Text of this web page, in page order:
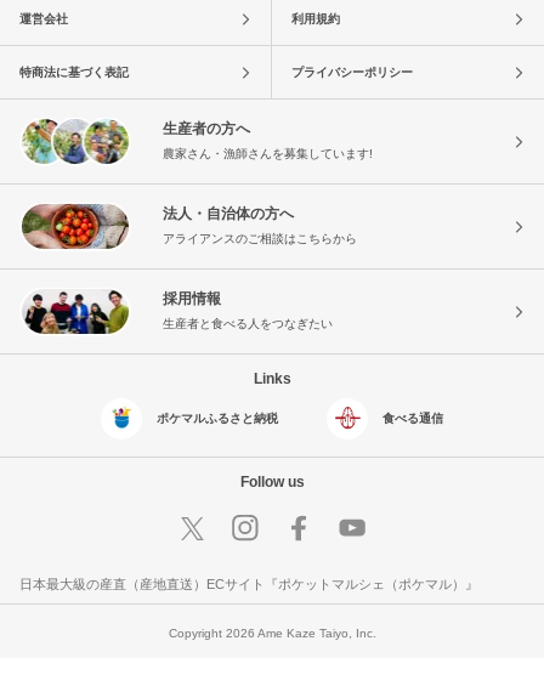
運営会社 利用規約
特商法に基づく表記 プライバシーポリシー
生産者の方へ
農家さん・漁師さんを募集しています!
法人・自治体の方へ
アライアンスのご相談はこちらから
採用情報
生産者と食べる人をつなぎたい
Links
ポケマルふるさと納税 食べる通信
Follow us
日本最大級の産直（産地直送）ECサイト『ポケットマルシェ（ポケマル）』
Copyright 2026 Ame Kaze Taiyo, Inc.